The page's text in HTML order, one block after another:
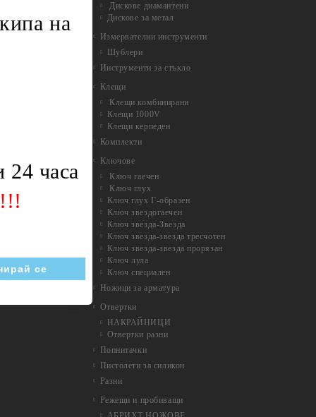
Дискове диамантени
Дискове за метал
Измервателни инструменти
Шублери
Инструменти за стъкло
Клещи
Клещи комбинирани
Клещи 1000V
Клещи керпеден
Комплекти
Ключове
Ключ гаечен
Ключ глух
Ключ глух Г-образен
Ключ звездогаечен
Ключ звезда-Звезда
Ключ звезда-звезда тресчотен
Ключ звезда-звезда прорязан
Ключ лула
Ключ специален
Ножици за арматура
Отвертки
НАКРАЙНИЦИ
Отвертки разни
Попнитачки
Пистолети за силикон
Разни
Режещи и пробиващи
на
часа